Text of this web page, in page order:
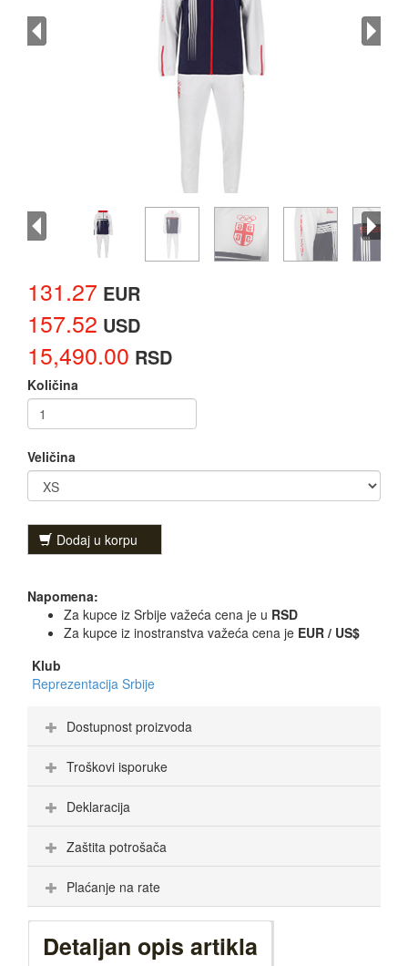
131.27 EUR
157.52 USD
15,490.00 RSD
Količina
Veličina
Dodaj u korpu
Napomena:
Za kupce iz Srbije važeća cena je u RSD
Za kupce iz inostranstva važeća cena je EUR / US$
Klub
Reprezentacija Srbije
Dostupnost proizvoda
Troškovi isporuke
Deklaracija
Zaštita potrošača
Plaćanje na rate
Detaljan opis artikla